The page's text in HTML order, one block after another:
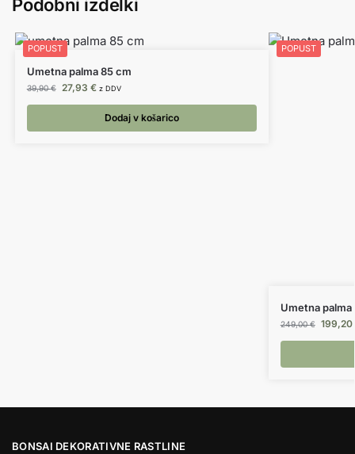
Podobni izdelki
POPUST
Umetna palma 85 cm
39,90€ 27,93 € z DDV
Dodaj v košarico
POPUST
Umetna
249,00€ 199,20
BONSAI DEKORATIVNE RASTLINE